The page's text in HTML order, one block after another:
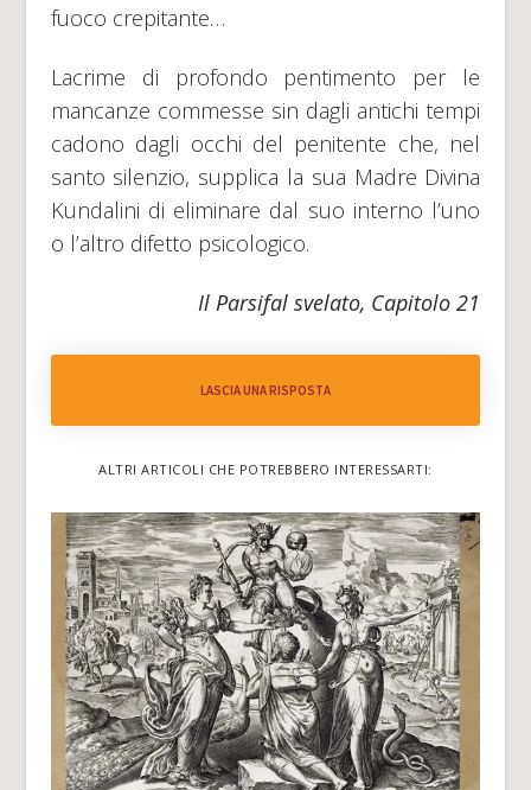
fuoco crepitante…
Lacrime di profondo pentimento per le
mancanze commesse sin dagli antichi tempi
cadono dagli occhi del penitente che, nel
santo silenzio, supplica la sua Madre Divina
Kundalini di eliminare dal suo interno l’uno
o l’altro difetto psicologico.
Il Parsifal svelato, Capitolo 21
LASCIA UNA RISPOSTA
ALTRI ARTICOLI CHE POTREBBERO INTERESSARTI: